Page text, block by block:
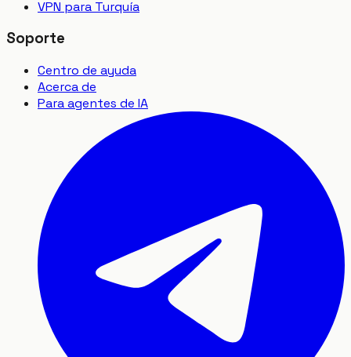
VPN para Turquía
Soporte
Centro de ayuda
Acerca de
Para agentes de IA